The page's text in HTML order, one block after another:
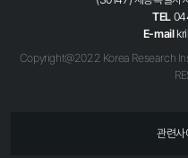
TEL
E-mail
Copyright@2022 Korea Research
관련사